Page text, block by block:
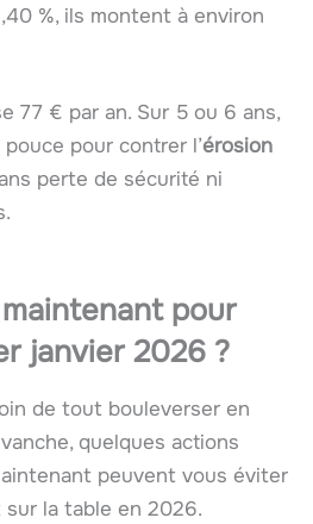
%, ils montent à environ
77 € par an. Sur 5 ou 6 ans,
pour contrer l’érosion
perte de sécurité ni
pour
janvier 2026 ?
de tout bouleverser en
quelques actions
peuvent vous éviter
sur la table en 2026.